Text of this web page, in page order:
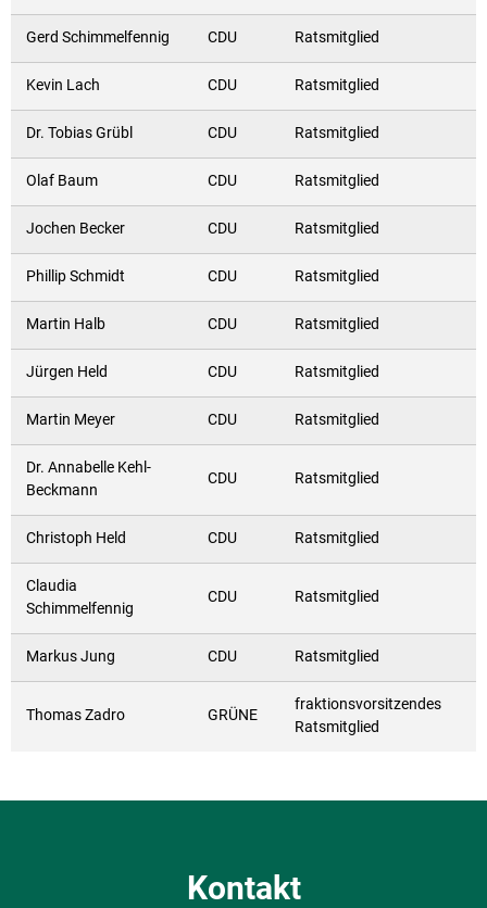
Gerd Schimmelfennig CDU Ratsmitglied
Kevin Lach CDU Ratsmitglied
Dr. Tobias Grübl CDU Ratsmitglied
Olaf Baum CDU Ratsmitglied
Jochen Becker CDU Ratsmitglied
Phillip Schmidt CDU Ratsmitglied
Martin Halb CDU Ratsmitglied
Jürgen Held CDU Ratsmitglied
Martin Meyer CDU Ratsmitglied
Dr. Annabelle Kehl-
Beckmann
CDU Ratsmitglied
Christoph Held CDU Ratsmitglied
Claudia
Schimmelfennig
CDU Ratsmitglied
Markus Jung CDU Ratsmitglied
Thomas Zadro GRÜNE
fraktionsvorsitzendes
Ratsmitglied
Kontakt